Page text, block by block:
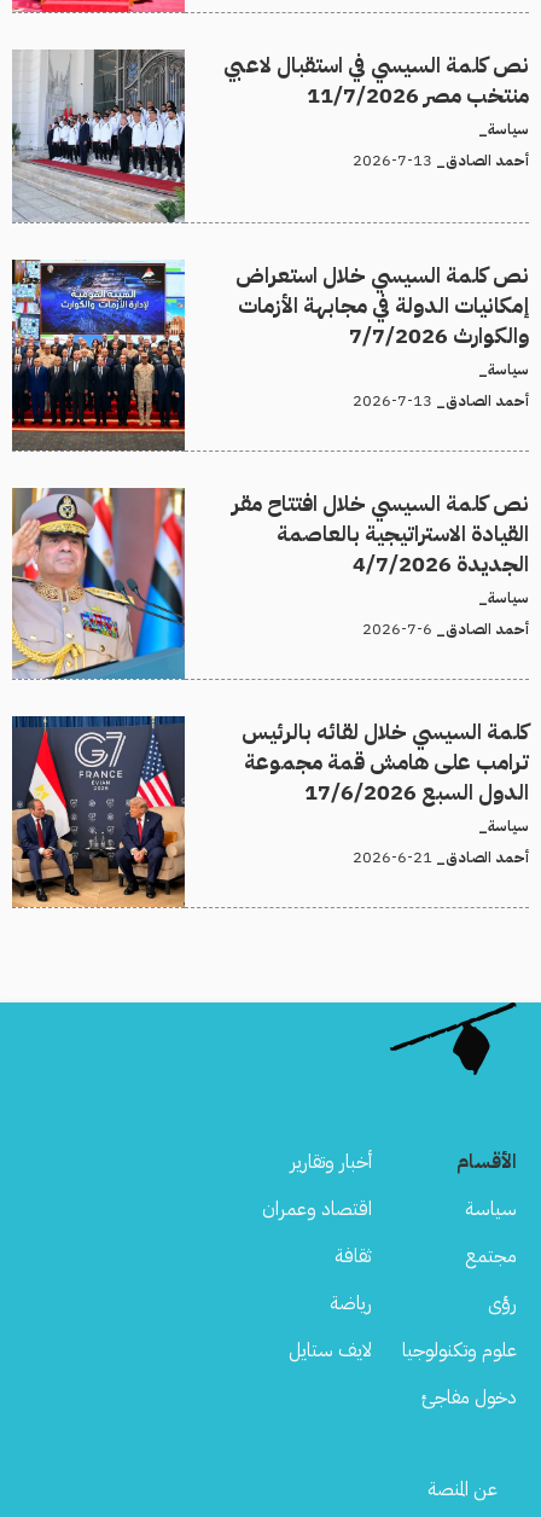
نص كلمة السيسي في استقبال لاعبي
منتخب مصر 11/7/2026
سياسة_
أحمد الصادق_
نص كلمة السيسي خلال استعراض
إمكانيات الدولة في مجابهة الأزمات
والكوارث 7/7/2026
سياسة_
أحمد الصادق_
نص كلمة السيسي خلال افتتاح مقر
القيادة الاستراتيجية بالعاصمة
الجديدة 4/7/2026
سياسة_
أحمد الصادق_
كلمة السيسي خلال لقائه بالرئيس
ترامب على هامش قمة مجموعة
الدول السبع 17/6/2026
سياسة_
أحمد الصادق_
الأقسام
أخبار وتقارير
سياسة
اقتصاد وعمران
مجتمع
ثقافة
رؤى
رياضة
علوم وتكنولوجيا
لايف ستايل
دخول مفاجئ
Footer
عن المنصة